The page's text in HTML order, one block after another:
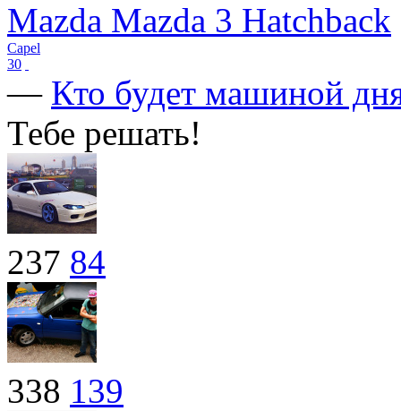
Mazda Mazda 3 Hatchback
Capel
30
— Кто будет машиной
Тебе решать!
237 84
338 139